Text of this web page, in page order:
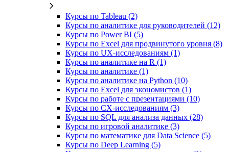
Курсы по Tableau (2)
Курсы по аналитике для руководителей (12)
Курсы по Power BI (5)
Курсы по Excel для продвинутого уровня (8)
Курсы по UX‑исследованиям (1)
Курсы по аналитике на R (1)
Курсы по аналитике (1)
Курсы по аналитике на Python (10)
Курсы по Excel для экономистов (1)
Курсы по работе с презентациями (10)
Курсы по CX-исследованиям (3)
Курсы по SQL для анализа данных (28)
Курсы по игровой аналитике (3)
Курсы по математике для Data Science (5)
Курсы по Deep Learning (5)